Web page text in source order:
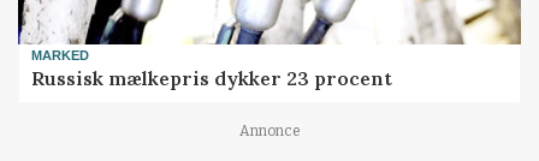
MARKED
Russisk mælkepris dykker 23 procent
Annonce